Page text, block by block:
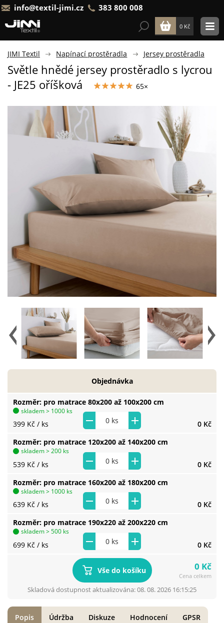
info@textil-jimi.cz 383 800 008
0 Kč
JIMI Textil Napínací prostěradla Jersey prostěradla
Světle hnědé jersey prostěradlo s lycrou
- JE25 oříšková
65×
Rozměr pro matrace 80x200 až 100x200 cm
399 Kč / ks 0 Kč
skladem > 1000 ks
Rozměr pro matrace 120x200 až 140x200 cm
539 Kč / ks 0 Kč
skladem > 200 ks
Rozměr pro matrace 160x200 až 180x200 cm
639 Kč / ks 0 Kč
skladem > 1000 ks
Rozměr pro matrace 190x220 až 200x220 cm
699 Kč / ks 0 Kč
skladem > 500 ks
Objednávka
Vše do košíku 0 Kč
Cena celkem
Skladová dostupnost aktualizována: 08. 08. 2026 16:15:25
Popis Údržba Diskuze Hodnocení GPSR